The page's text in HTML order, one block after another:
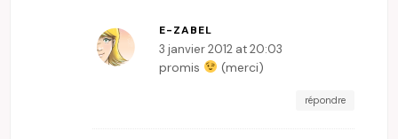
E-ZABEL
3 janvier 2012 at 20:03
promis (merci)
répondre